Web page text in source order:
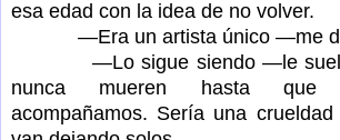
esa edad con la idea de no volver.
—Era un artista único —me
—Lo sigue siendo —le
nunca mueren hasta que
acompañamos. Sería una